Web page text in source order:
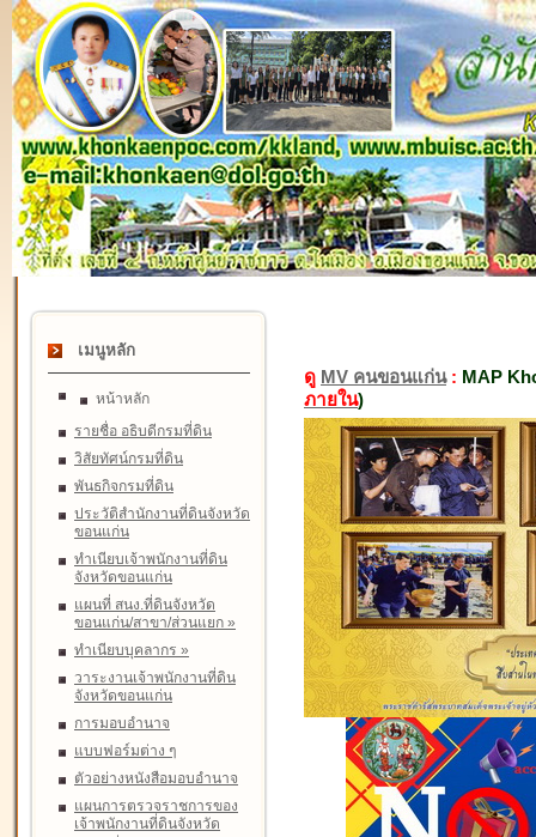
เมนูหลัก
หน้าหลัก
รายชื่อ อธิบดีกรมที่ดิน
วิสัยทัศน์กรมที่ดิน
พันธกิจกรมที่ดิน
ประวัติสำนักงานที่ดินจังหวัด
ขอนแก่น
ทำเนียบเจ้าพนักงานที่ดิน
จังหวัดขอนแก่น
แผนที่ สนง.ที่ดินจังหวัด
ขอนแก่น/สาขา/ส่วนแยก »
ทำเนียบบุคลากร »
วาระงานเจ้าพนักงานที่ดิน
จังหวัดขอนแก่น
การมอบอำนาจ
แบบฟอร์มต่าง ๆ
ตัวอย่างหนังสือมอบอำนาจ
แผนการตรวจราชการของ
เจ้าพนักงานที่ดินจังหวัด
ดู MV คนขอนแก่น: MAP
ภายใน)